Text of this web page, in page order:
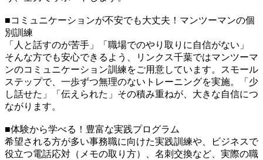
■コミュニケーションが不安でも大丈夫！マンツーマンの個
別訓練
「人と話すのが苦手」「職場でのやり取りに自信がない」
そんな方でも安心できるよう、リンクス千葉ではマンツーマ
ンのコミュニケーション訓練をご用意しています。スモール
ステップで、一歩ずつ無理のないトレーニングを実施。「少
し話せた」「伝えられた」その積み重ねが、大きな自信につ
ながります。
■体験から学べる！豊富な実践プログラム
希望される方が多い事務職に向けた実践訓練や、ビジネスで
役立つ電話応対（メモの取り方）、名刺交換など、実際の職